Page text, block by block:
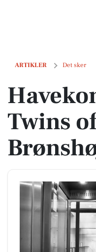
ARTIKLER Det sker
Havekoncert med Twins
Twins